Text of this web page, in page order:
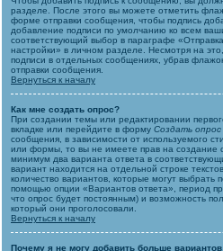
разделе. После этого вы можете отметить
форме отправки сообщения, чтобы подпись
добавление подписи по умолчанию ко всем
соответствующий выбор в параграфе
настройки» в личном разделе. Несмотря на
подписи в отдельных сообщениях, убрав
отправки сообщения.
Вернуться к началу
Как мне создать опрос?
При создании темы или редактировании
вкладке или перейдите в форму Создать опрос
сообщения, в зависимости от используемого
или формы, то вы не имеете прав на создание
минимум два варианта ответа в
вариант находится на отдельной строке
количество вариантов, которые могут выбрать
помощью опции «Вариантов ответа», период
что опрос будет постоянным) и возможность
который они проголосовали.
Вернуться к началу
Почему я не могу добавить больше вариантов